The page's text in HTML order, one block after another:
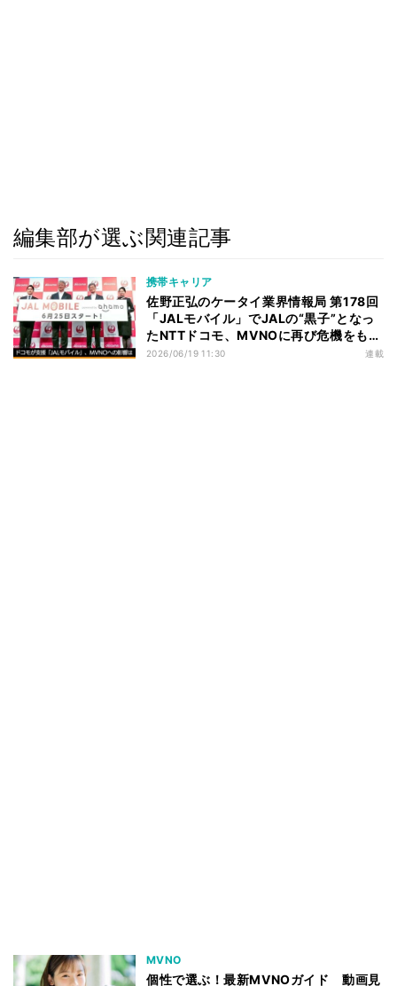
編集部が選ぶ関連記事
携帯キャリア
佐野正弘のケータイ業界情報局 第178回
「JALモバイル」でJALの“黒子”となっ
たNTTドコモ、MVNOに再び危機をもた
らすのか？
2026/06/19 11:30 連載
MVNO
個性で選ぶ！最新MVNOガイド 動画見